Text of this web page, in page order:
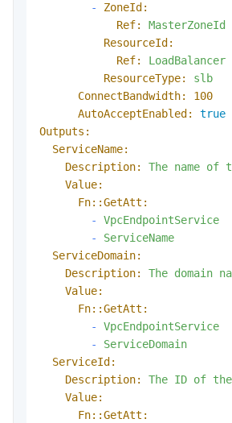
-
ZoneId:
Ref:
MasterZoneId
ResourceId:
Ref:
LoadBalancer
ResourceType:
slb
ConnectBandwidth:
100
AutoAcceptEnabled:
true
Outputs:
ServiceName:
Description:
The name of
Value:
Fn::GetAtt:
-
VpcEndpointService
-
ServiceName
ServiceDomain:
Description:
The domain
Value:
Fn::GetAtt:
-
VpcEndpointService
-
ServiceDomain
ServiceId:
Description:
The ID of the
Value:
Fn::GetAtt: